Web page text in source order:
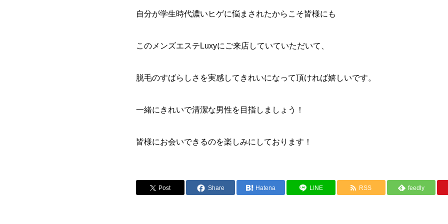
自分が学生時代濃いヒゲに悩まされたからこそ皆様にも
このメンズエステLuxyにご来店していていただいて、
脱毛のすばらしさを実感してきれいになって頂ければ嬉しいです。
一緒にきれいで清潔な男性を目指しましょう！
皆様にお会いできるのを楽しみにしております！
Post Share Hatena LINE RSS feedly